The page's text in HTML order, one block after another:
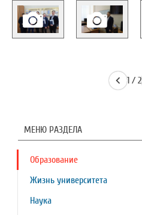
1 / 2
МЕНЮ РАЗДЕЛА
Образование
Жизнь университета
Наука